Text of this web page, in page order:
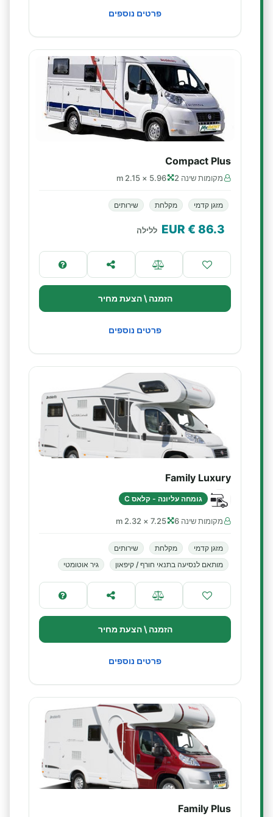
פרטים נוספים
Compact Plus
מקומות שינה 2 5.96 × 2.15 m
מזגן קדמי מקלחת שירותים
86.3
€ EUR ללילה
הזמנה \ הצעת מחיר
פרטים נוספים
Family Luxury
גומחה עליונה - קלאס C
מקומות שינה 6 7.25 × 2.32 m
מזגן קדמי מקלחת
שירותים
מותאם לנסיעה בתנאי חורף / קיפאון
גיר אוטומטי
הזמנה \ הצעת מחיר
פרטים נוספים
Family Plus